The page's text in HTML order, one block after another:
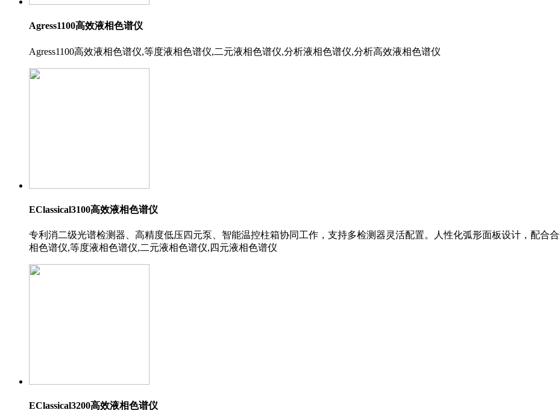
Agress1100高效液相色谱仪
Agress1100高效液相色谱仪,等度液相色谱仪,二元液相色谱仪,分析液相色谱仪,分析高效液相色谱仪
EClassical3100高效液相色谱仪
专利消二级光谱检测器、高精度低压四元泵、智能温控柱箱协同工作，支持多检测器灵活配置。人性化弧形面板设计，配合
相色谱仪,等度液相色谱仪,二元液相色谱仪,四元液相色谱仪
EClassical3200高效液相色谱仪